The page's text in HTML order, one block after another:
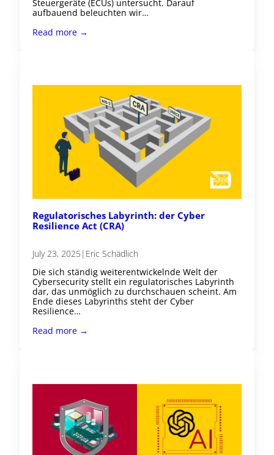
Steuergeräte (ECUs) untersucht. Darauf
aufbauend beleuchten wir…
Read more →
Regulatorisches Labyrinth: der Cyber
Resilience Act (CRA)
July 23, 2025 | Eric Schädlich
Die sich ständig weiterentwickelnde Welt der
Cybersecurity stellt ein regulatorisches Labyrinth
dar, das unmöglich zu durchschauen scheint. Am
Ende dieses Labyrinths steht der Cyber
Resilience…
Read more →